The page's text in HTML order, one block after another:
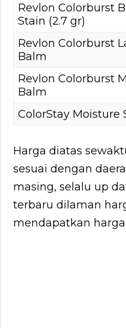
Revlon Colorburst
Stain (2.7 gr)
Revlon Colorburst
Balm
Revlon Colorburst
Balm
ColorStay Moisture
Harga diatas
sesuai dengan
masing, selalu up
terbaru dilaman
mendapatkan